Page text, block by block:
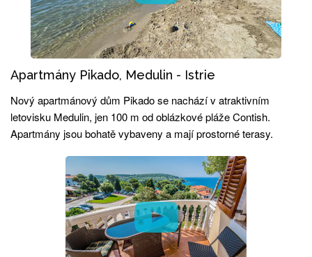
Apartmány Pikado, Medulin - Istrie
Nový apartmánový dům Pikado se nachází v atraktivním
letovisku Medulin, jen 100 m od oblázkové pláže Contish.
Apartmány jsou bohatě vybaveny a mají prostorné terasy.